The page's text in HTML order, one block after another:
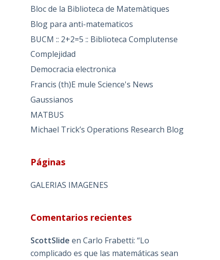
Bloc de la Biblioteca de Matemàtiques
Blog para anti-matematicos
BUCM :: 2+2=5 :: Biblioteca Complutense
Complejidad
Democracia electronica
Francis (th)E mule Science's News
Gaussianos
MATBUS
Michael Trick’s Operations Research Blog
Páginas
GALERIAS IMAGENES
Comentarios recientes
ScottSlide en Carlo Frabetti: “Lo
complicado es que las matemáticas sean